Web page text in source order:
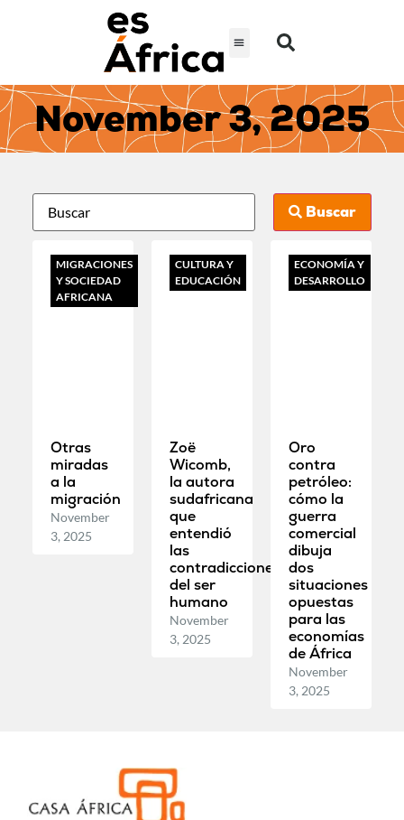
November 3, 2025
Buscar
MIGRACIONES
Y SOCIEDAD
AFRICANA
Otras
miradas
a la
migración
November
3, 2025
CULTURA Y
EDUCACIÓN
Zoë
Wicomb,
la autora
sudafricana
que
entendió
las
contradicciones
del ser
humano
November
3, 2025
ECONOMÍA Y
DESARROLLO
Oro
contra
petróleo:
cómo la
guerra
comercial
dibuja
dos
situaciones
opuestas
para las
economías
de África
November
3, 2025